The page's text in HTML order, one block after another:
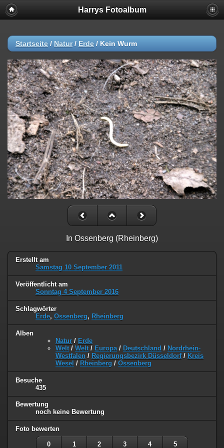
Harrys Fotoalbum
Startseite / Natur/ Erde / Kein Wurm
In Ossenberg (Rheinberg)
Erstellt am
Samstag 10 September 2011
Veröffentlicht am
Sonntag 4 September 2016
Schlagwörter
Erde, Ossenberg, Rheinberg
Alben
Natur / Erde
Welt / Welt / Europa / Deutschland / Nordrhein-
Westfalen / Regierungsbezirk Düsseldorf/ Kreis
Wesel / Rheinberg / Ossenberg
Besuche
435
Bewertung
noch keine Bewertung
Foto bewerten
0 1 2 3 4 5